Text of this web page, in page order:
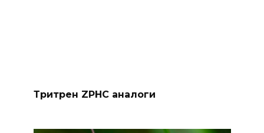
Тритрен ZPHC аналоги